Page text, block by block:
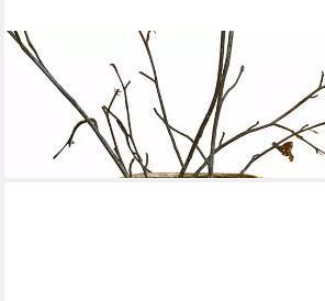
MIRABEAU
Tischvase Vase 2er Set Cezelle champagner
62,95 €
UVP69,95 €
lieferbar - in 4-5 Werktagen bei dir